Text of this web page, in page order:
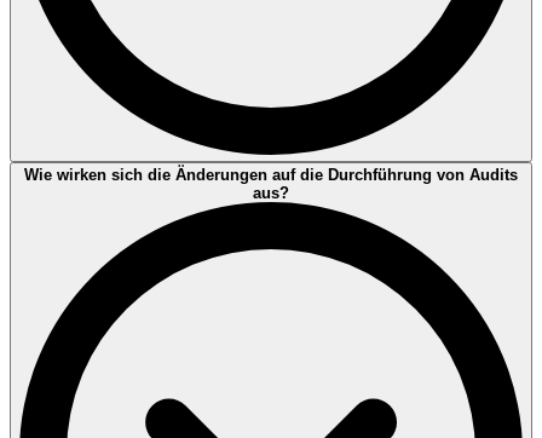
Bei mehreren Managementsystemen sollte der Klimawandel, wenn
relevant, in jedem System berücksichtigt werden bzw. übergreifend
integriert (Wechselwirkung).
Wie wirken sich die Änderungen auf die Durchführung von Audits
aus?